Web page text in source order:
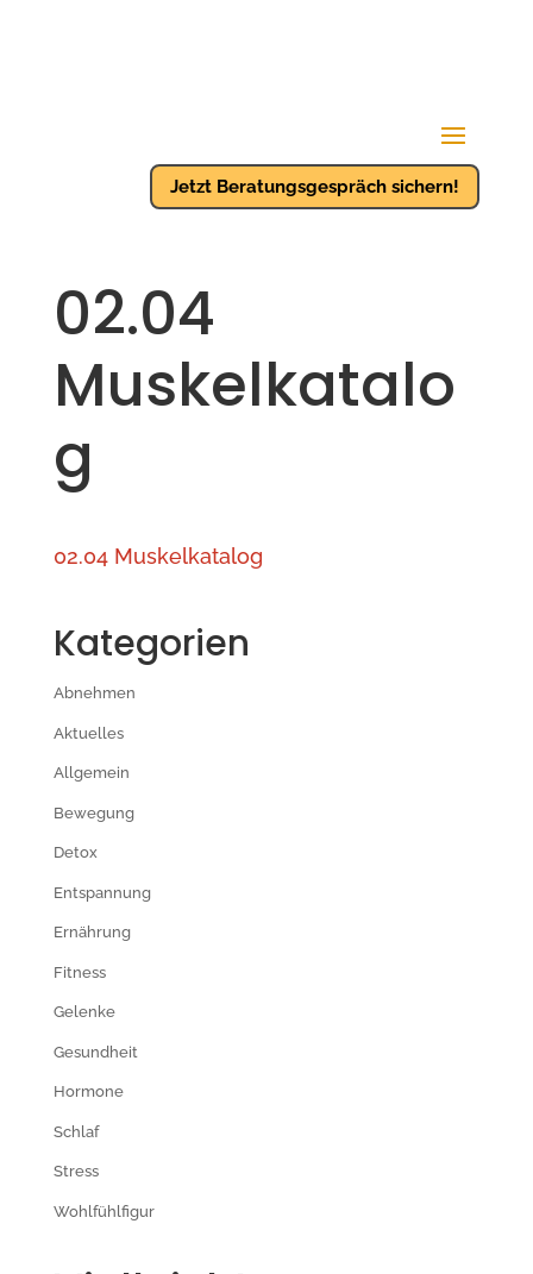
Jetzt Beratungsgespräch sichern!
02.04
Muskelkatalo
g
02.04 Muskelkatalog
Kategorien
Abnehmen
Aktuelles
Allgemein
Bewegung
Detox
Entspannung
Ernährung
Fitness
Gelenke
Gesundheit
Hormone
Schlaf
Stress
Wohlfühlfigur